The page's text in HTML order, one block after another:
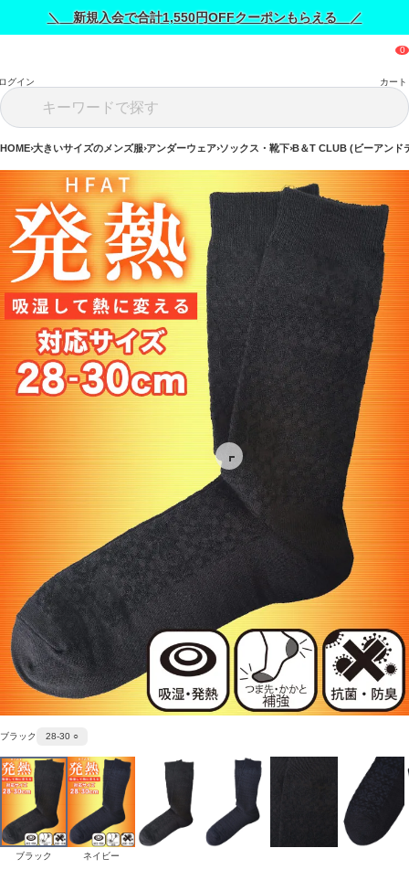
＼ 新規入会で合計1,550円OFFクーポンもらえる ／
グイン カート
HOME 大きいサイズのメンズ服 アンダーウェア ソックス・靴下 B＆T CLUB (ビーアンド
ブラック 28-30 ○
ブラック ネイビー